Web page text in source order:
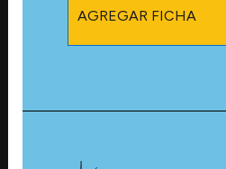
AGREGAR FICHA